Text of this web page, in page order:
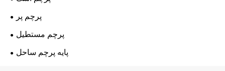
پرچم پر
پرچم مستطیل
پایه پرچم ساحل